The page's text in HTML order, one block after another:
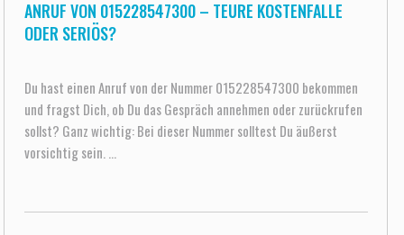
ANRUF VON 015228547300 – TEURE KOSTENFALLE
ODER SERIÖS?
Du hast einen Anruf von der Nummer 015228547300 bekommen
und fragst Dich, ob Du das Gespräch annehmen oder zurückrufen
sollst? Ganz wichtig: Bei dieser Nummer solltest Du äußerst
vorsichtig sein. ...